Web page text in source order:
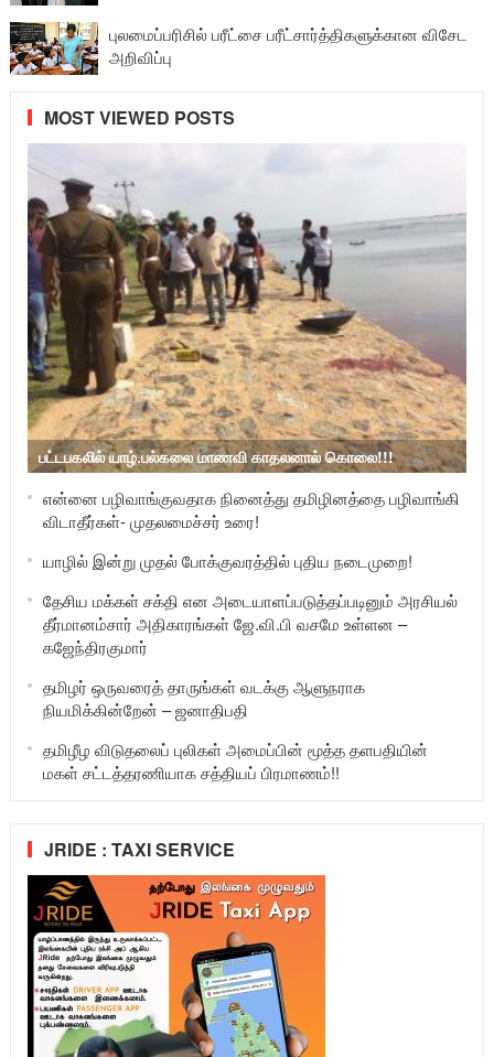
புலமைப்பரிசில் பரீட்சை பரீட்சார்த்திகளுக்கான விசேட
அறிவிப்பு
MOST VIEWED POSTS
பட்டபகலில் யாழ்.பல்கலை மாணவி காதலனால் கொலை!!!
என்னை பழிவாங்குவதாக நினைத்து தமிழினத்தை பழிவாங்கி
விடாதீர்கள்- முதலமைச்சர் உரை!
யாழில் இன்று முதல் போக்குவரத்தில் புதிய நடைமுறை!
தேசிய மக்கள் சக்தி என அடையாளப்படுத்தப்படினும் அரசியல்
தீர்மானம்சார் அதிகாரங்கள் ஜே.வி.பி வசமே உள்ளன –
கஜேந்திரகுமார்
தமிழர் ஒருவரைத் தாருங்கள் வடக்கு ஆளுநராக
நியமிக்கின்றேன் – ஜனாதிபதி
தமிழீழ விடுதலைப் புலிகள் அமைப்பின் மூத்த தளபதியின்
மகள் சட்டத்தரணியாக சத்தியப் பிரமாணம்!!
JRIDE : TAXI SERVICE